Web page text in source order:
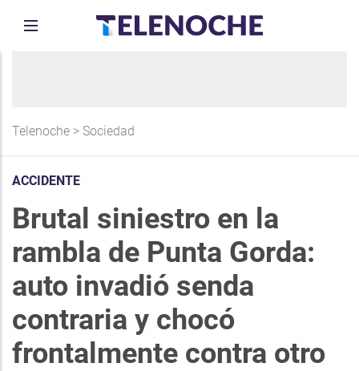
Telenoche > Sociedad
ACCIDENTE
Brutal siniestro en la
rambla de Punta Gorda:
auto invadió senda
contraria y chocó
frontalmente contra otro